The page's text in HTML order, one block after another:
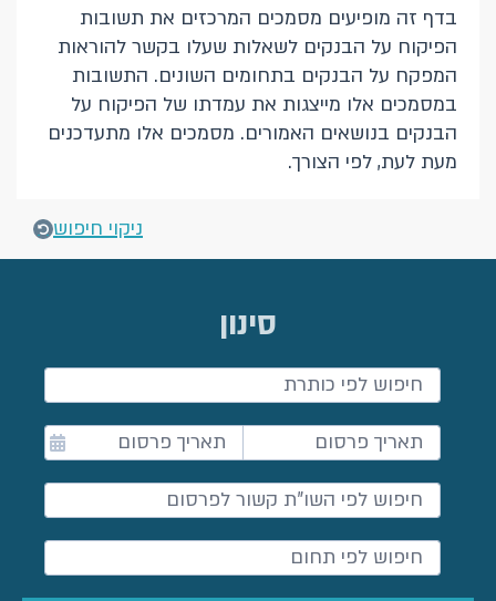
בדף זה מופיעים מסמכים המרכזים את תשובות
הפיקוח על הבנקים לשאלות שעלו בקשר להוראות
המפקח על הבנקים בתחומים השונים. התשובות
במסמכים אלו מייצגות את עמדתו של הפיקוח על
הבנקים בנושאים האמורים. מסמכים אלו מתעדכנים
מעת לעת, לפי הצורך.
ניקוי חיפוש
סינון